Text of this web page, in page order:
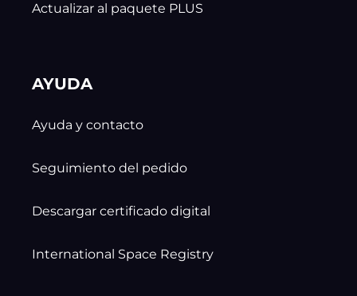
Actualizar al paquete PLUS
AYUDA
Ayuda y contacto
Seguimiento del pedido
Descargar certificado digital
International Space Registry